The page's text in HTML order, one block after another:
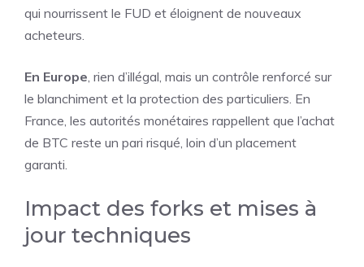
qui nourrissent le FUD et éloignent de nouveaux
acheteurs.
En Europe, rien d’illégal, mais un contrôle renforcé sur
le blanchiment et la protection des particuliers. En
France, les autorités monétaires rappellent que l’achat
de BTC reste un pari risqué, loin d’un placement
garanti.
Impact des forks et mises à
jour techniques